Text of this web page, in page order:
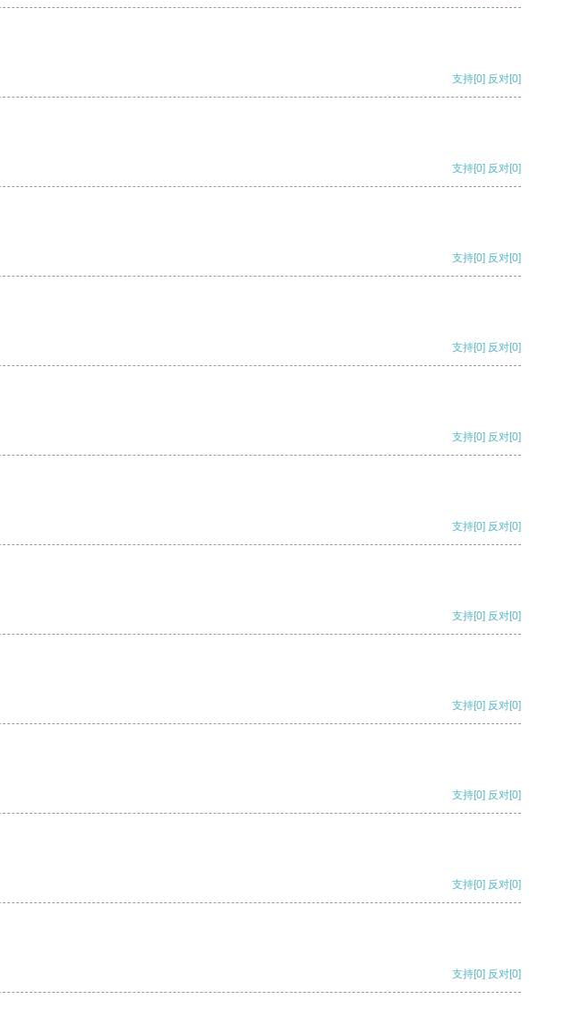
支持[0] 反对[0]
支持[0] 反对[0]
支持[0] 反对[0]
支持[0] 反对[0]
支持[0] 反对[0]
支持[0] 反对[0]
支持[0] 反对[0]
支持[0] 反对[0]
支持[0] 反对[0]
支持[0] 反对[0]
支持[0] 反对[0]